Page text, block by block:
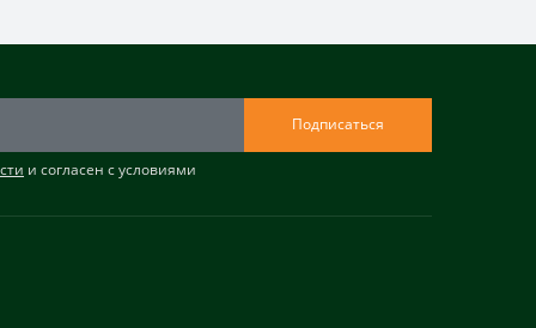
Подписаться
и согласен с условиями